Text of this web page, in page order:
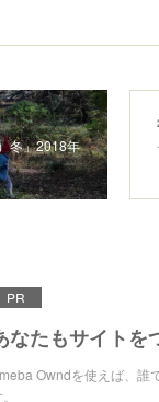
冬」2018年
PR
なたもサイトを
Owndを使えば、誰